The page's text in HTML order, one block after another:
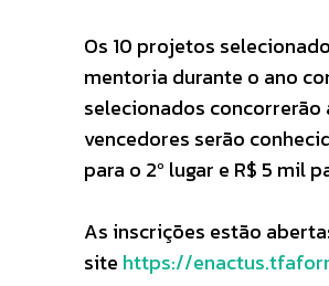
Os 10 projetos
mentoria durante o ano
selecionados concorrerão
vencedores serão
para o 2º lugar e R$ 5 mil
As inscrições estão
site https://